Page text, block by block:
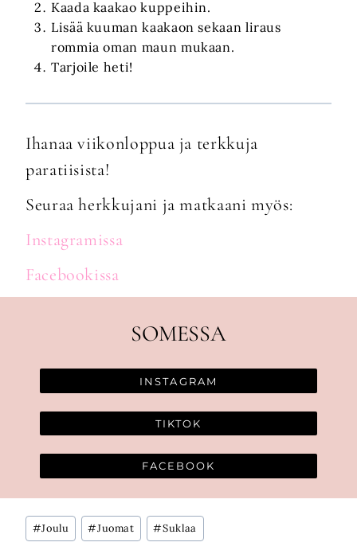
Kaada kaakao kuppeihin.
Lisää kuuman kaakaon sekaan liraus
rommia oman maun mukaan.
Tarjoile heti!
Ihanaa viikonloppua ja terkkuja
paratiisista!
Seuraa herkkujani ja matkaani myös:
Instagramissa
Facebookissa
SOMESSA
INSTAGRAM
TIKTOK
FACEBOOK
Avainsanat:
#Joulu #Juomat #Suklaa